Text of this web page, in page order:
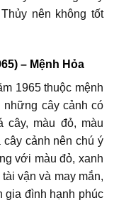
nên không tốt
– Mệnh Hỏa
1965 thuộc mệnh
cây cảnh có
cây, màu đỏ, màu
cảnh nên chú ý
với màu đỏ, xanh
vận và may mắn,
gia đình hạnh phúc